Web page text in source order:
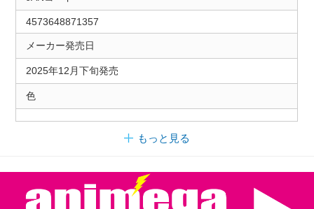
4573648871357
メーカー発売日
2025年12月下旬発売
色
もっと見る